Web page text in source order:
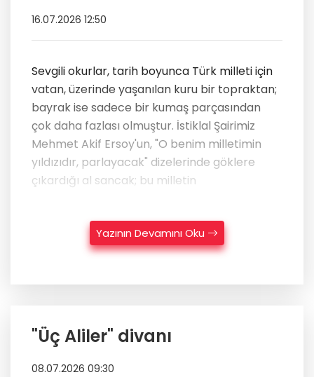
16.07.2026 12:50
Sevgili okurlar, tarih boyunca Türk milleti için
vatan, üzerinde yaşanılan kuru bir topraktan;
bayrak ise sadece bir kumaş parçasından
çok daha fazlası olmuştur. İstiklal Şairimiz
Mehmet Akif Ersoy'un, "O benim milletimin
yıldızıdır, parlayacak" dizelerinde göklere
çıkardığı al sancak; bu milletin
Yazının Devamını Oku
"Üç Aliler" divanı
08.07.2026 09:30